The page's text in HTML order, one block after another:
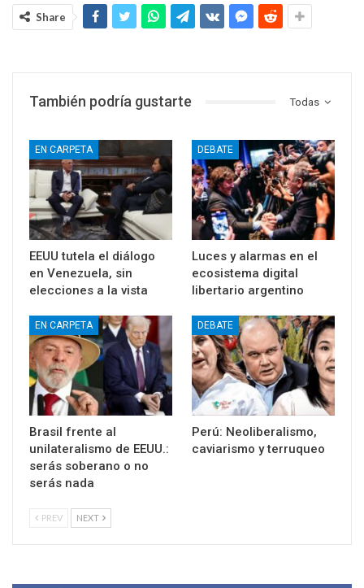
Share
Todas
También podría gustarte
EN CARPETA
EEUU tutela el diálogo
en Venezuela, sin
elecciones a la vista
DEBATE
Luces y alarmas en el
ecosistema digital
libertario argentino
EN CARPETA
Brasil frente al
unilateralismo de EEUU.:
serás soberano o no
serás nada
DEBATE
Perú: Neoliberalismo,
caviarismo y terruqueo
PREV NEXT